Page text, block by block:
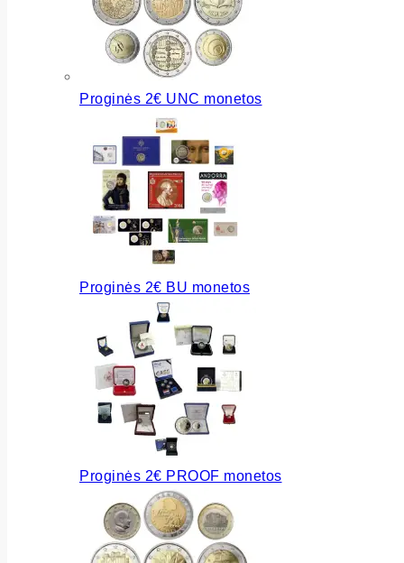
Proginės 2€ UNC monetos
Proginės 2€ BU monetos
Proginės 2€ PROOF monetos